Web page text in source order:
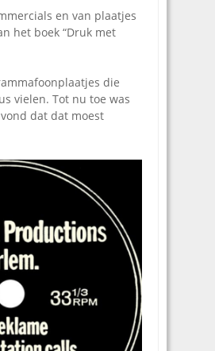
en van plaatjes
het boek “Druk met
die
vielen. Tot nu toe was
dat dat moest